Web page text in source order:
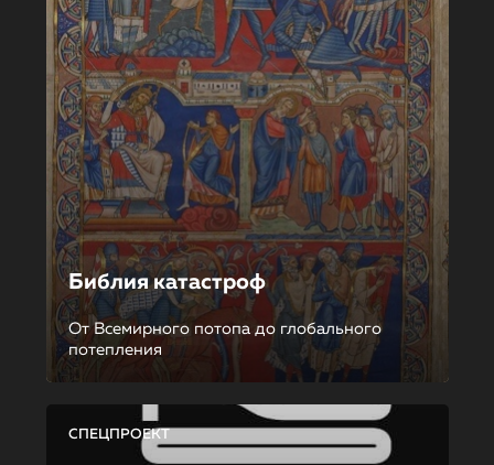
Библия катастроф
От Всемирного потопа до глобального
потепления
СПЕЦПРОЕКТ